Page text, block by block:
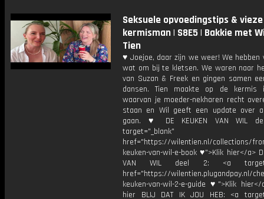
Seksuele opvoedingstips & vieze
kermisman | S8E5 | Bakkie met
Tien
♥ Joejoe, daar zijn we weer! We hebben
wat om bij te kletsen. We waren naar
van Suzan & Freek en gingen samen
dansen. Tien maakte op de kermis
waarvan je moeder-nekharen recht
staan en Wil geeft een update over
gaan. ♥ DE KEUKEN VAN WIL
target="_blank"
href="https://wilentien.nl/collections/
keuken-van-wil-e-book ♥">Klik hier</a>
VAN WIL deel 2: <a
href="https://wilentien.plugandpay.nl/
keuken-van-wil-2-e-guide ♥">Klik
hier BLIJ DAT IK JOU HEB: <a